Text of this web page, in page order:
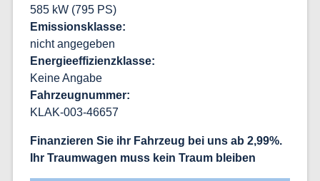
585 kW(795 PS)
Emissionsklasse
nicht angegeben
Energieeffizienzklasse
Keine Angabe
Fahrzeugnummer
KLAK-003-46657
Finanzieren Sie ihr Fahrzeug bei uns ab 2,99%
Ihr Traumwagen muss kein Traum bleiben